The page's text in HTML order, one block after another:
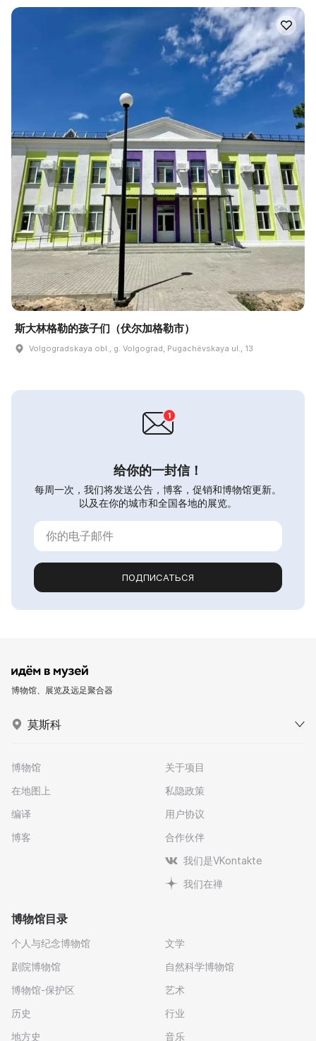
斯大林格勒的孩子们（伏尔加格勒市）
Volgogradskaya obl., g. Volgograd, Pugachëvskaya ul., 13
给你的一封信！
每周一次，我们将发送公告，博客，促销和博物馆更新。
以及在你的城市和全国各地的展览。
ПОДПИСАТЬСЯ
博物馆、展览及远足聚合器
莫斯科
博物馆
在地图上
编译
博客
关于项目
私隐政策
用户协议
合作伙伴
我们是VKontakte
我们在禅
博物馆目录
个人与纪念博物馆
剧院博物馆
博物馆-保护区
历史
地方史
文学
自然科学博物馆
艺术
行业
音乐